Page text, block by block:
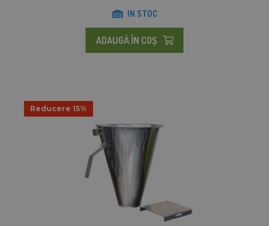
IN STOC
ADAUGĂ ÎN COŞ
Reducere 15%